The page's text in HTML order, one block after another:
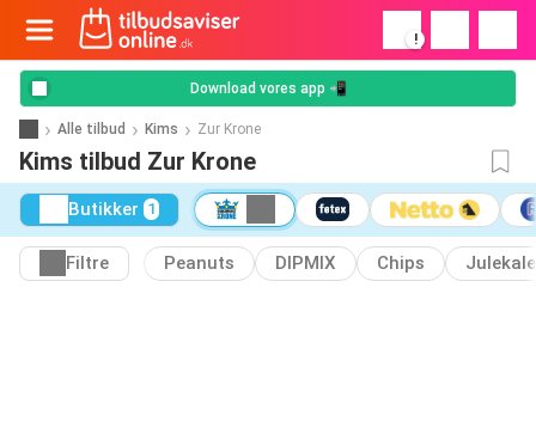
!
Download vores app 📲
Alle tilbud Kims Zur Krone
Kims tilbud Zur Krone
Butikker 1
Filtre Peanuts DIPMIX Chips